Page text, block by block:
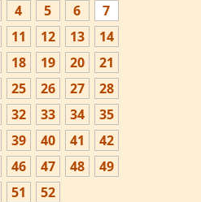
4 5 6
7
11 12 13
14
18 19 20
21
25 26 27
28
32 33 34
35
39 40 41
42
46 47 48
49
51 52